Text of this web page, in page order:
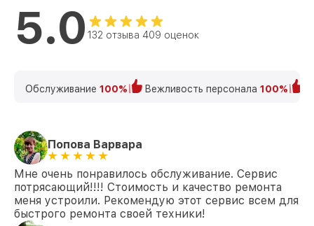
5.0 132 отзыва 409 оценок
Обслуживание 100% Вежливость персонала 100%
Попова Варвара
Мне очень понравилось обслуживание. Сервис
потрясающий!!!! Стоимость и качество ремонта
меня устроили. Рекомендую этот сервис всем для
быстрого ремонта своей техники!